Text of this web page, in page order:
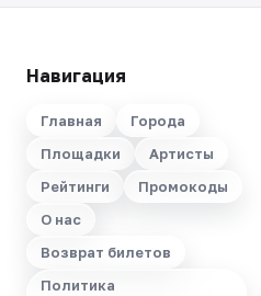
Навигация
Главная
Города
Площадки
Артисты
Рейтинги
Промокоды
О нас
Возврат билетов
Политика